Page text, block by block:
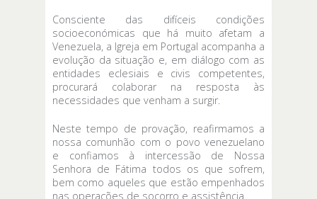
Consciente das difíceis condições
socioeconómicas que há muito afetam a
Venezuela, a Igreja em Portugal acompanha a
evolução da situação e, em diálogo com as
entidades eclesiais e civis competentes,
procurará colaborar na resposta às
necessidades que venham a surgir.
Neste tempo de provação, reafirmamos a
nossa comunhão com o povo venezuelano
e confiamos à intercessão de Nossa
Senhora de Fátima todos os que sofrem,
bem como aqueles que estão empenhados
nas operações de socorro e assistência.